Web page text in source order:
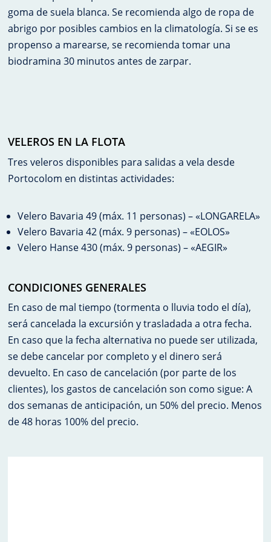
goma de suela blanca. Se recomienda algo de ropa de
abrigo por posibles cambios en la climatología. Si se es
propenso a marearse, se recomienda tomar una
biodramina 30 minutos antes de zarpar.
VELEROS EN LA FLOTA
Tres veleros disponibles para salidas a vela desde
Portocolom en distintas actividades:
Velero Bavaria 49 (máx. 11 personas) – «LONGARELA»
Velero Bavaria 42 (máx. 9 personas) – «EOLOS»
Velero Hanse 430 (máx. 9 personas) – «AEGIR»
CONDICIONES GENERALES
En caso de mal tiempo (tormenta o lluvia todo el día),
será cancelada la excursión y trasladada a otra fecha.
En caso que la fecha alternativa no puede ser utilizada,
se debe cancelar por completo y el dinero será
devuelto. En caso de cancelación (por parte de los
clientes), los gastos de cancelación son como sigue: A
dos semanas de anticipación, un 50% del precio. Menos
de 48 horas 100% del precio.